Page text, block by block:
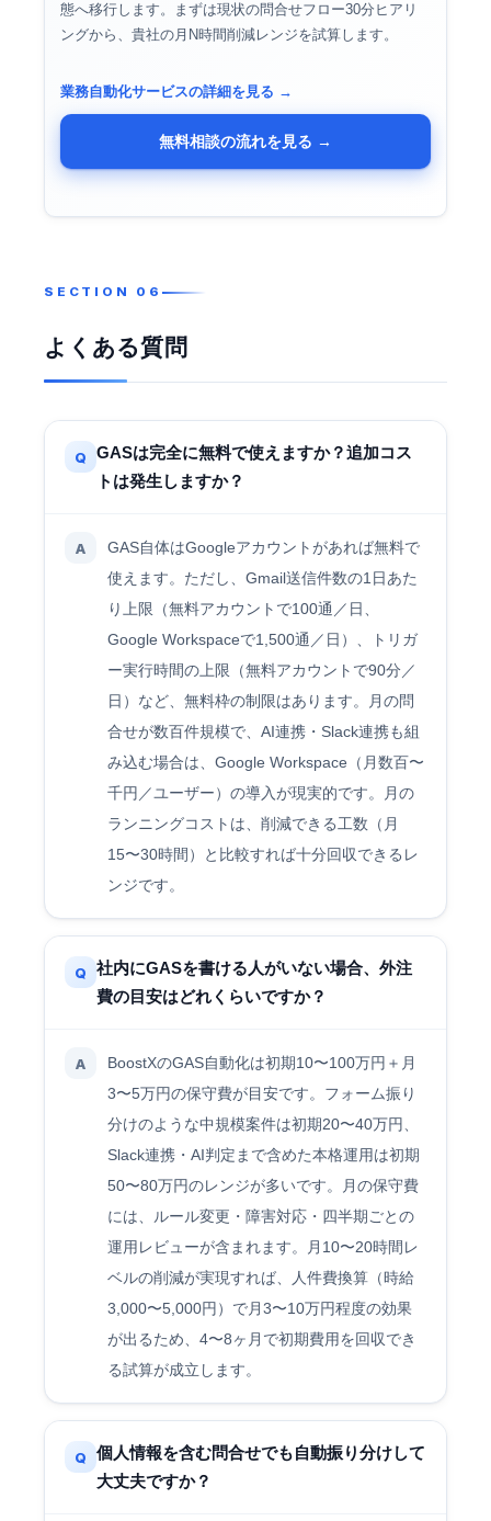
態へ移行します。まずは現状の問合せフロー30分ヒアリ
ングから、貴社の月N時間削減レンジを試算します。
業務自動化サービスの詳細を見る →
無料相談の流れを見る →
よくある質問
Q
GASは完全に無料で使えますか？追加コス
トは発生しますか？
A
GAS自体はGoogleアカウントがあれば無料で
使えます。ただし、Gmail送信件数の1日あた
り上限（無料アカウントで100通／日、
Google Workspaceで1,500通／日）、トリガ
ー実行時間の上限（無料アカウントで90分／
日）など、無料枠の制限はあります。月の問
合せが数百件規模で、AI連携・Slack連携も組
み込む場合は、Google Workspace（月数百〜
千円／ユーザー）の導入が現実的です。月の
ランニングコストは、削減できる工数（月
15〜30時間）と比較すれば十分回収できるレ
ンジです。
Q
社内にGASを書ける人がいない場合、外注
費の目安はどれくらいですか？
A
BoostXのGAS自動化は初期10〜100万円＋月
3〜5万円の保守費が目安です。フォーム振り
分けのような中規模案件は初期20〜40万円、
Slack連携・AI判定まで含めた本格運用は初期
50〜80万円のレンジが多いです。月の保守費
には、ルール変更・障害対応・四半期ごとの
運用レビューが含まれます。月10〜20時間レ
ベルの削減が実現すれば、人件費換算（時給
3,000〜5,000円）で月3〜10万円程度の効果
が出るため、4〜8ヶ月で初期費用を回収でき
る試算が成立します。
Q
個人情報を含む問合せでも自動振り分けして
大丈夫ですか？